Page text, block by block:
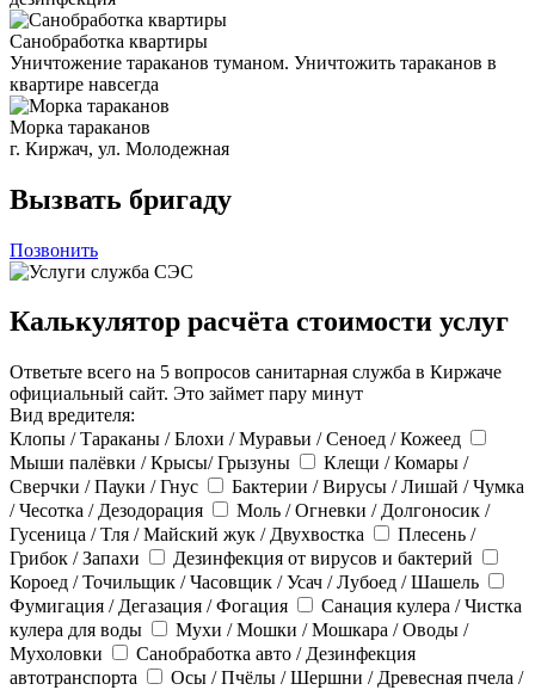
Санобработка квартиры
Уничтожение тараканов туманом. Уничтожить тараканов в
квартире навсегда
Морка тараканов
г. Киржач, ул. Молодежная
Вызвать бригаду
Позвонить
Калькулятор расчёта стоимости услуг
Ответьте всего на 5 вопросов санитарная служба в Киржаче
официальный сайт. Это займет пару минут
Вид вредителя:
Клопы / Тараканы / Блохи / Муравьи / Сеноед / Кожеед
Мыши палёвки / Крысы/ Грызуны
Клещи / Комары /
Сверчки / Пауки / Гнус
Бактерии / Вирусы / Лишай / Чумка
/ Чесотка / Дезодорация
Моль / Огневки / Долгоносик /
Гусеница / Тля / Майский жук / Двухвостка
Плесень /
Грибок / Запахи
Дезинфекция от вирусов и бактерий
Короед / Точильщик / Часовщик / Усач / Лубоед / Шашель
Фумигация / Дегазация / Фогация
Санация кулера / Чистка
кулера для воды
Мухи / Мошки / Мошкара / Оводы /
Мухоловки
Санобработка авто / Дезинфекция
автотранспорта
Осы / Пчёлы / Шершни / Древесная пчела /